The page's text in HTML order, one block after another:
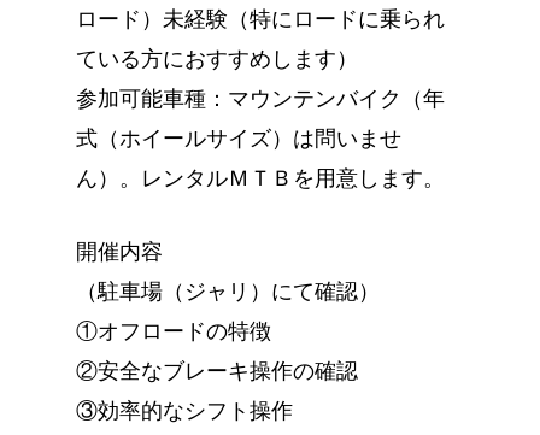
ロード）未経験（特にロードに乗られ
ている方におすすめします）
参加可能車種：マウンテンバイク（年
式（ホイールサイズ）は問いませ
ん）。レンタルＭＴＢを用意します。
開催内容
（駐車場（ジャリ）にて確認）
①オフロードの特徴
②安全なブレーキ操作の確認
③効率的なシフト操作